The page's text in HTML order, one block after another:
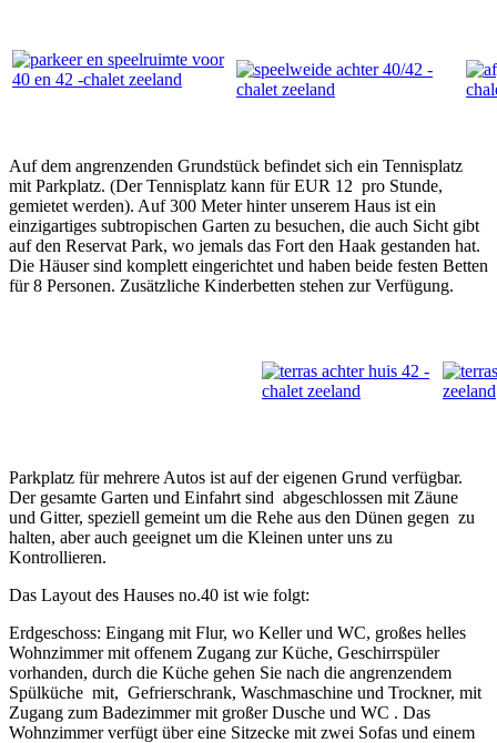
Auf dem angrenzenden Grundstück befindet sich ein Tennisplatz
mit Parkplatz. (Der Tennisplatz kann für EUR 12 pro Stunde,
gemietet werden). Auf 300 Meter hinter unserem Haus ist ein
einzigartiges subtropischen Garten zu besuchen, die auch Sicht gibt
auf den Reservat Park, wo jemals das Fort den Haak gestanden hat.
Die Häuser sind komplett eingerichtet und haben beide festen Betten
für 8 Personen. Zusätzliche Kinderbetten stehen zur Verfügung.
Parkplatz für mehrere Autos ist auf der eigenen Grund verfügbar.
Der gesamte Garten und Einfahrt sind abgeschlossen mit Zäune
und Gitter, speziell gemeint um die Rehe aus den Dünen gegen zu
halten, aber auch geeignet um die Kleinen unter uns zu
Kontrollieren.
Das Layout des Hauses no.40 ist wie folgt:
Erdgeschoss: Eingang mit Flur, wo Keller und WC, großes helles
Wohnzimmer mit offenem Zugang zur Küche, Geschirrspüler
vorhanden, durch die Küche gehen Sie nach die angrenzendem
Spülküche mit, Gefrierschrank, Waschmaschine und Trockner, mit
Zugang zum Badezimmer mit großer Dusche und WC . Das
Wohnzimmer verfügt über eine Sitzecke mit zwei Sofas und einem